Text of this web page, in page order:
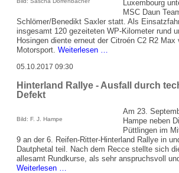
Luxembourg
MSC Daun
Schlömer/Benedikt Saxler statt. Als
insgesamt 120 gezeiteten WP-Kilometer rund
Hosingen diente erneut der Citroén C2 R2
Motorsport. Weiterlesen …
Luxembourg
Einsatz
05.10.2017 09:30
Hinterland Rallye - Ausfall durch
Defekt
Bild: F. J. Hampe
Am 23.
Hampe neben
Püttlingen im
9 an der 6. Reifen-Ritter-Hinterland Rallye in
Dautphetal teil. Nach dem Recce stellte sich
allesamt Rundkurse, als sehr anspruchsvoll
Weiterlesen …